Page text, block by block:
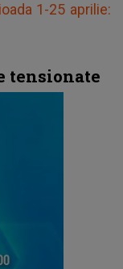
1-25 aprilie:
tensionate